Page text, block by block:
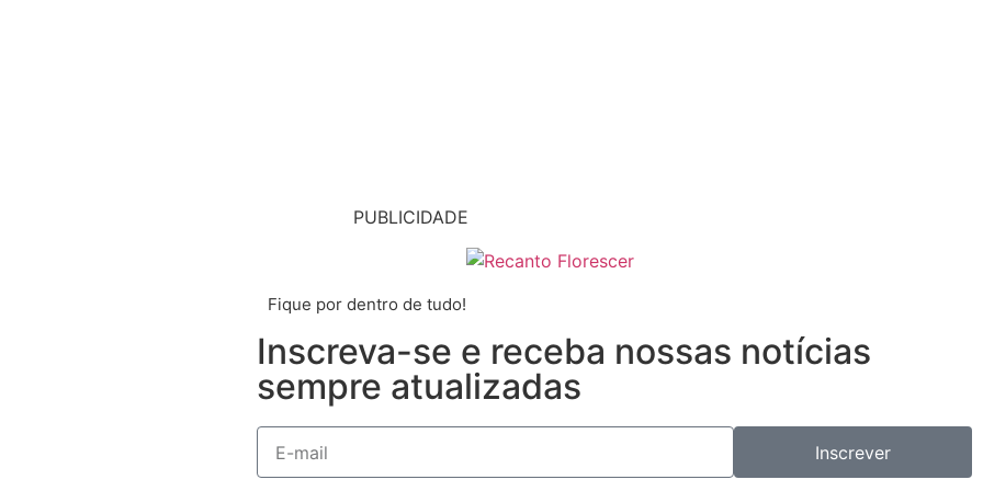
PUBLICIDADE
Fique por dentro de tudo!
Inscreva-se e receba nossas notícias
sempre atualizadas
Inscrever